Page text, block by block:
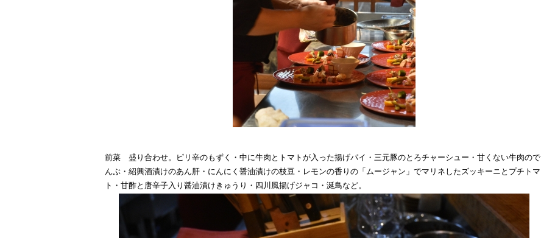
前菜 盛り合わせ。ピリ辛のもずく・中に牛肉とトマトが入った揚げパイ・三元豚のとろチャーシュー・甘くない牛肉ので
んぶ・紹興酒漬けのあん肝・にんにく醤油漬けの枝豆・レモンの香りの「ムージャン」でマリネしたズッキーニとプチトマ
ト・甘酢と唐辛子入り醤油漬けきゅうり・四川風揚げジャコ・涎鳥など。